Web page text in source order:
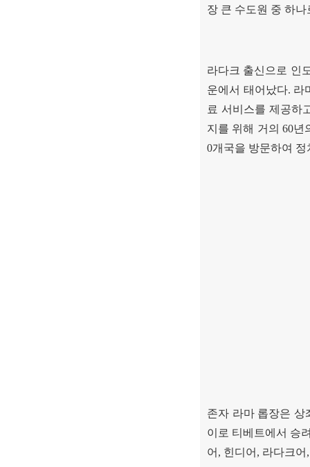
장 큰 수도원 중 하나
라다크 출신으로 인
운에서 태어났다. 라
료 서비스를 제공하
지를 위해 거의60년
0개국을 방문하여 정
존자 라마 롭장은 상
이로 티베트에서 승
어 , 힌디어 , 라다크어